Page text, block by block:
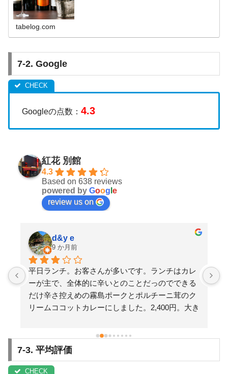
tabelog.com
7-2. Google
Googleの点数： 4.3
紅花 別館
4.3
Based on 638 reviews
powered by Goog e
review us on
たいやき
11 か月前
2025/9 土曜昼12時ごろ訪問並びなし、二階席に案
内される。広々としていて居心地いい。昼はココ
ットカレーの提供のみとのこと。4〜5種類くらい
から選べた。限定？ぽい霧島ポークとポルチーニ
ートナーはチキンカレーを選択。辛いと注意を受
けていたが、クリームココットカレーは少しマイ
ルドかもお肉は柔らかくきのこの旨みが出ててと
てもおいしかった！※辛いの苦手な方は昼のカレ
7-3. 平均評価